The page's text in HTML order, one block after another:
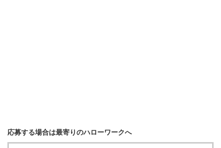
応募する場合は最寄りのハローワークへ